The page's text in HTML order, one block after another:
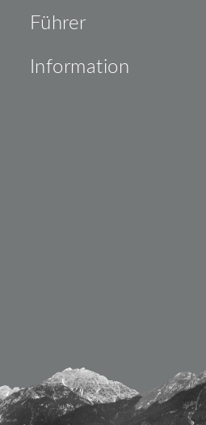
Führer
Information